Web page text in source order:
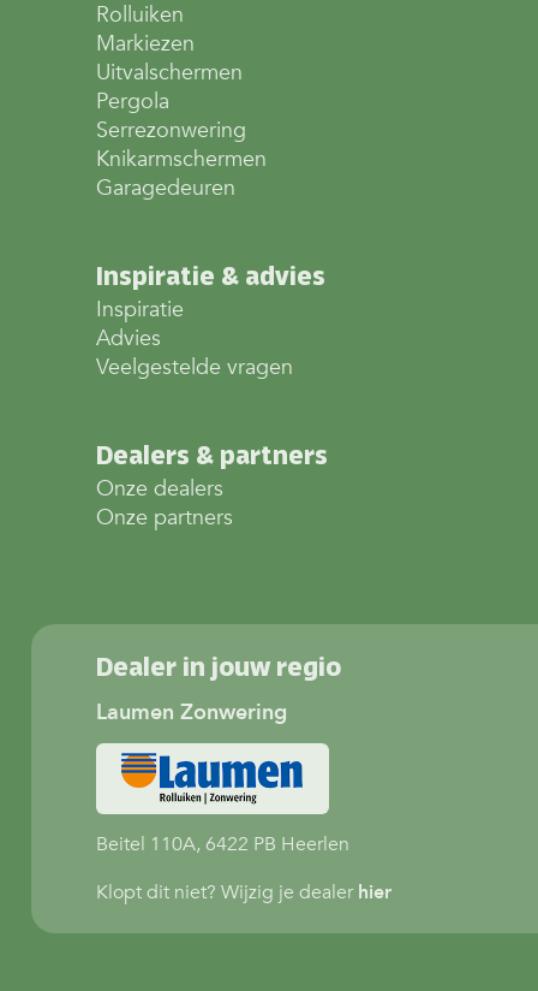
Rolluiken
Markiezen
Uitvalschermen
Pergola
Serrezonwering
Knikarmschermen
Garagedeuren
Inspiratie & advies
Inspiratie
Advies
Veelgestelde vragen
Dealers & partners
Onze dealers
Onze partners
Dealer in jouw regio
Laumen Zonwering
Beitel 110A, 6422 PB Heerlen
Klopt dit niet? Wijzig je dealerhier